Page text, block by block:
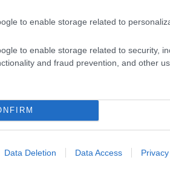
to enable storage related to
to enable storage related to security,
and fraud prevention, and other
Data Deletion Data Access